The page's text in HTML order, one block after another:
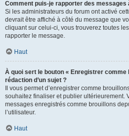
Comment puis-je rapporter des messages
Si les administrateurs du forum ont activé
devrait être affiché à côté du message que
cliquant sur celui-ci, vous trouverez toutes
rapporter le message.
Haut
À quoi sert le bouton « Enregistrer
rédaction d’un sujet ?
Il vous permet d’enregistrer comme
souhaitez finaliser et publier ultérieurement.
messages enregistrés comme brouillons
l’utilisateur.
Haut